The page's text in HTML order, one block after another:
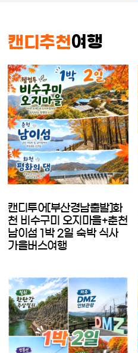
캔디추천여행
캔디투어[부산경남출발]화
천 비수구미 오지마을+춘천
남이섬 1박 2일 숙박 식사
가을버스여행